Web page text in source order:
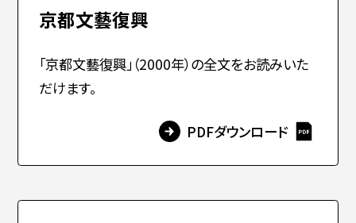
日本
简体字 繁体字
京都文藝復興
「京都文藝復興」（2000年）の全文をお読みいた
だけます。
PDFダウンロード